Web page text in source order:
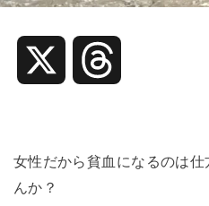
r
女性だから貧血になるのは
んか？